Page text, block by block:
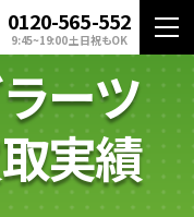
0120-565-552
9:45~19:00 土日祝もOK
ーツ
実績